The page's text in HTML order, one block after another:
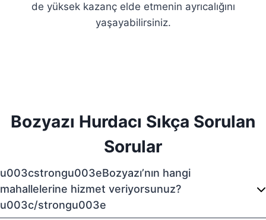
de yüksek kazanç elde etmenin ayrıcalığını
yaşayabilirsiniz.
Bozyazı Hurdacı Sıkça Sorulan
Sorular
u003cstrongu003eBozyazı’nın hangi
mahallelerine hizmet veriyorsunuz?
u003c/strongu003e